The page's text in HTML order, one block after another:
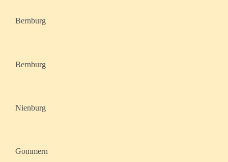
Bernburg
Bernburg
Nienburg
Gommern